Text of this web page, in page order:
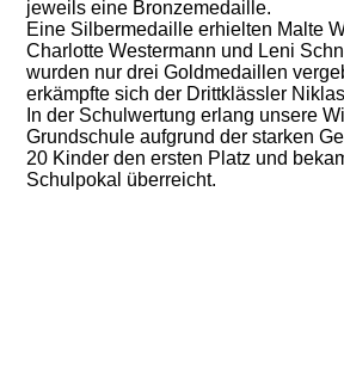
jeweils eine Bronzemedaille.
Eine Silbermedaille erhielten Malte
Charlotte Westermann und Leni
wurden nur drei Goldmedaillen
erkämpfte sich der Drittklässler
In der Schulwertung erlang unsere
Grundschule aufgrund der starken
20 Kinder den ersten Platz und
Schulpokal überreicht.